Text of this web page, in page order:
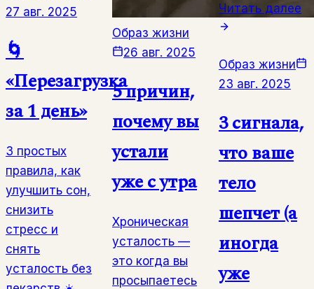
27 авг. 2025
🌀
«Перезагрузка
за 1 день»
3 простых
правила, как
улучшить сон,
снизить
стресс и
снять
усталость без
Образ жизни
26 авг. 2025
5 причин,
почему вы
устали
уже с утра
Хроническая
усталость —
это когда вы
просыпаетесь
Читать далее
Образ жизни
23 авг. 2025
3 сигнала,
что ваше
тело
шепчет (а
иногда
уже